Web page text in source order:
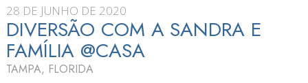
28 DE JUNHO DE 2020
DIVERSÃO COM A SANDRA E
FAMÍLIA @CASA
TAMPA, FLORIDA